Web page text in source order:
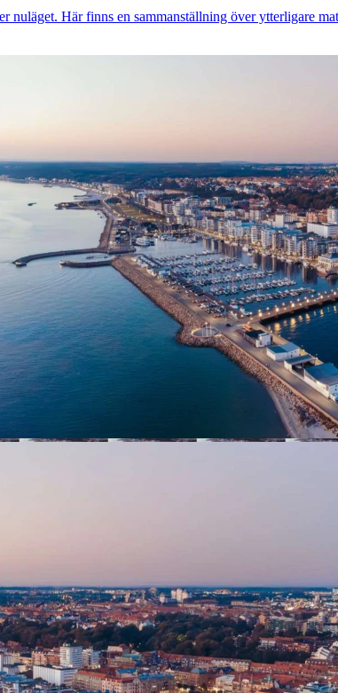
nuläget. Här finns en sammanställning över ytterligare